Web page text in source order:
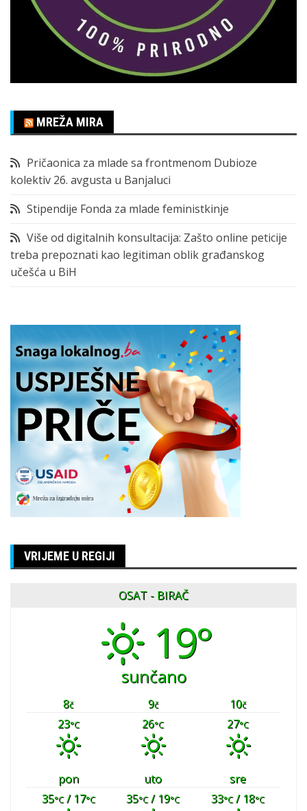
MREŽA MIRA
Pričaonica za mlade sa frontmenom Dubioze
kolektiv 26. avgusta u Banjaluci
Stipendije Fonda za mlade feministkinje
Više od digitalnih konsultacija: Zašto online peticije
treba prepoznati kao legitiman oblik građanskog
učešća u BiH
VRIJEME U REGIJI
OSAT - BIRAČ
19°
sunčano
8č 9č 10č
23°C 26°C 27°C
pon uto
sre
35°C/ 17°C 35°C/ 19°C 33°C/ 18°C